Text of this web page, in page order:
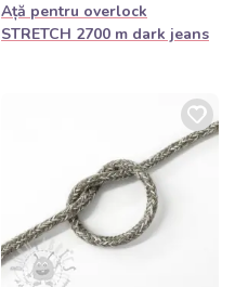
Ață pentru overlock
STRETCH 2700 m dark jeans